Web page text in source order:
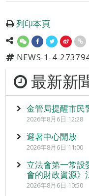
列印本頁
NEWS-1-4-
最新新
金管局提醒市民
2026年8月6日 12:28
避暑中心開放
2026年8月6日 11:00
立法會第一常設
會的財政資源》
2026年8月6日 10:50